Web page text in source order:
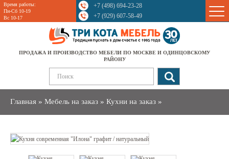
Время работы:
Пн-Сб 10-19
Вс 10-17
+7 (498) 694-23-28
+7 (929) 607-58-49
ПРОДАЖА И ПРОИЗВОДСТВО МЕБЕЛИ ПО МОСКВЕ И ОДИНЦОВСКОМУ
РАЙОНУ
Главная » Мебель на заказ » Кухни на заказ »
Sale